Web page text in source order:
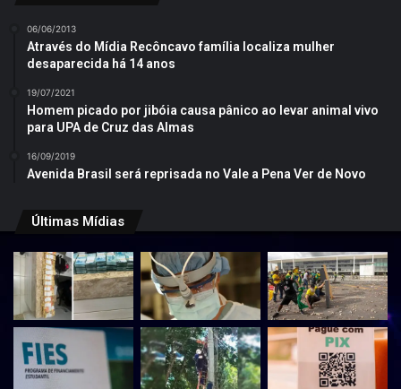
06/06/2013
Através do Mídia Recôncavo família localiza mulher
desaparecida há 14 anos
19/07/2021
Homem picado por jibóia causa pânico ao levar animal vivo
para UPA de Cruz das Almas
16/09/2019
Avenida Brasil será reprisada no Vale a Pena Ver de Novo
Últimas Mídias